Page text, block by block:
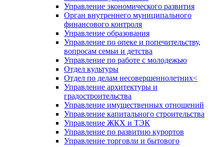
Управление экономического развития
Орган внутреннего муниципального
финансового контроля
Управление образования
Управление по опеке и попечительству,
вопросам семьи и детства
Управление по работе с молодежью
Отдел культуры
Отдел по делам несовершеннолетних<
Управление архитектуры и
градостроительства
Управление имущественных отношений
Управление капитального строительства
Управление ЖКХ и ТЭК
Управление по развитию курортов
Управление торговли и бытового